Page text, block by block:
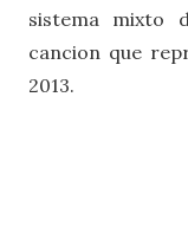
sistema mixto
cancion que
2013.